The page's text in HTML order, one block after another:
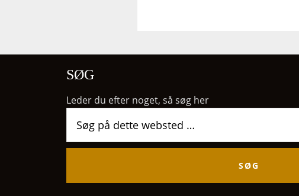
SØG
Leder du efter noget, så søg her